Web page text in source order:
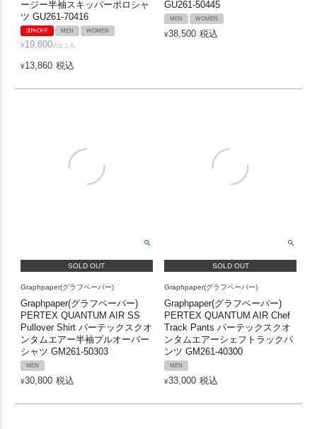
ージー半袖スキッパーポロシャ
ツ GU261-70416
30%OFF MEN WOMEN
¥19,800のところ
¥13,860 税込
GU261-50445
MEN WOMEN
¥38,500 税込
SOLD OUT
Graphpaper(グラフペーパー)
Graphpaper(グラフペーパー)
PERTEX QUANTUM AIR SS
Pullover Shirt パーテックスクオ
ンタムエアー半袖プルオーバー
シャツ GM261-50303
MEN
¥30,800 税込
SOLD OUT
Graphpaper(グラフペーパー)
Graphpaper(グラフペーパー)
PERTEX QUANTUM AIR Chef
Track Pants パーテックスクオ
ンタムエアーシェフトラックパ
ンツ GM261-40300
MEN
¥33,000 税込